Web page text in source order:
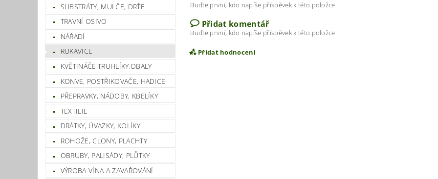
SUBSTRÁTY, MULČE, DRŤE
TRAVNÍ OSIVO
NÁŘADÍ
RUKAVICE
KVĚTINÁČE,TRUHLÍKY,OBALY
KONVE, POSTŘIKOVAČE, HADICE
PŘEPRAVKY, NÁDOBY, KBELÍKY
TEXTILIE
DRÁTKY, ÚVAZKY, KOLÍKY
ROHOŽE, CLONY, PLACHTY
OBRUBY, PALISÁDY, PLŮTKY
VÝROBA VÍNA A ZAVAŘOVÁNÍ
Buďte první, kdo napíše příspěvek k této položce.
Přidat komentář
Buďte první, kdo napíše příspěvek k této položce.
Přidat hodnocení